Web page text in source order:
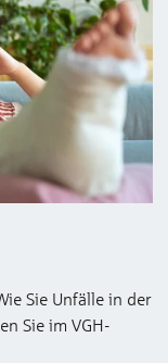
Sie Unfälle in der
Sie im VGH-